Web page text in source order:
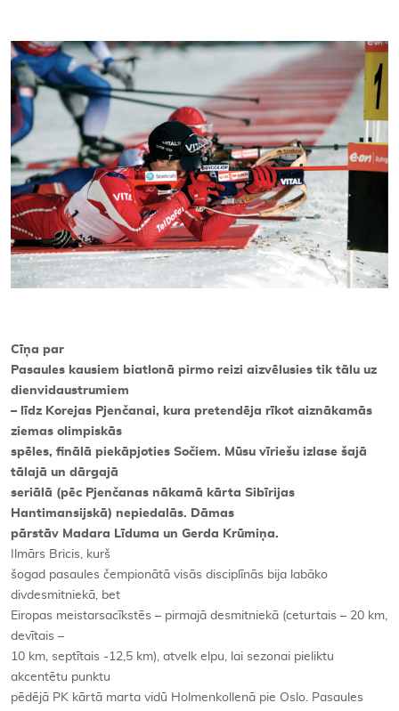
Cīņa par
Pasaules kausiem biatlonā pirmo reizi aizvēlusies tik tālu uz
dienvidaustrumiem
– līdz Korejas Pjenčanai, kura pretendēja rīkot aiznākamās
ziemas olimpiskās
spēles, finālā piekāpjoties Sočiem. Mūsu vīriešu izlase šajā
tālajā un dārgajā
seriālā (pēc Pjenčanas nākamā kārta Sibīrijas
Hantimansijskā) nepiedalās. Dāmas
pārstāv Madara Līduma un Gerda Krūmiņa.
Ilmārs Bricis, kurš
šogad pasaules čempionātā visās disciplīnās bija labāko
divdesmitniekā, bet
Eiropas meistarsacīkstēs – pirmajā desmitniekā (ceturtais – 20 km,
devītais –
10 km, septītais -12,5 km), atvelk elpu, lai sezonai pieliktu
akcentētu punktu
pēdējā PK kārtā marta vidū Holmenkollenā pie Oslo. Pasaules